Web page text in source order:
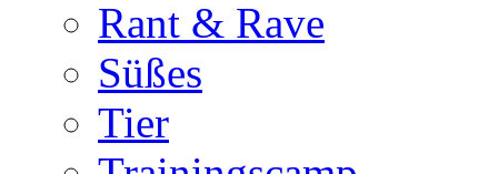
Rant & Rave
Süßes
Tier